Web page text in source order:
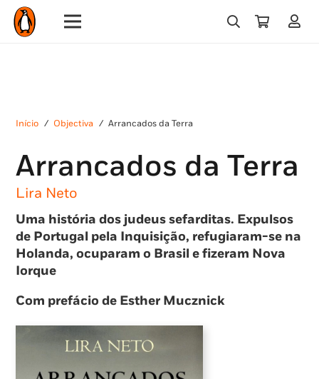
Início / Objectiva / Arrancados da Terra
Arrancados da Terra
Lira Neto
Uma história dos judeus sefarditas. Expulsos
de Portugal pela Inquisição, refugiaram-se na
Holanda, ocuparam o Brasil e fizeram Nova
Iorque
Com prefácio de Esther Mucznick